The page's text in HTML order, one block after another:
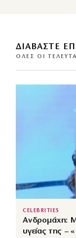
ΔΙΑΒΑΣΤΕ
ΌΛΕΣ ΟΙ
CELEBRITIES
Ανδρομάχη:
υγείας της –